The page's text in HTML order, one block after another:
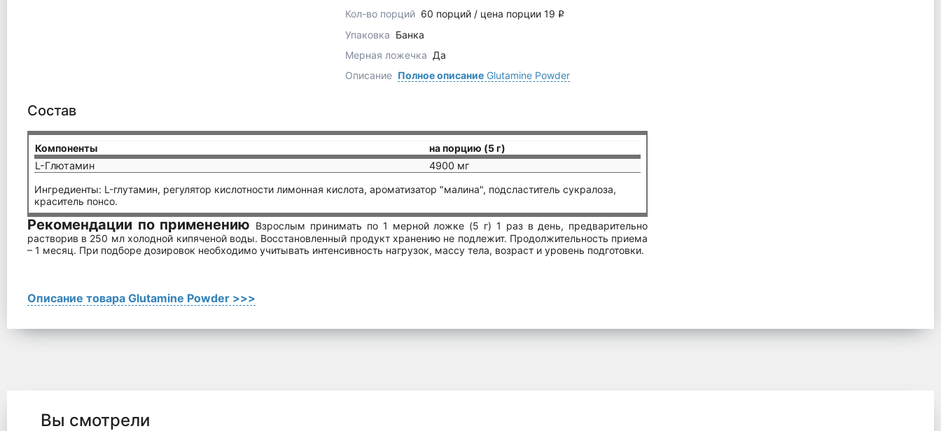
Кол-во порций 60 порций / цена порции 19 q
Упаковка Банка
Мерная ложечка Да
Описание Полное описаниеGlutamine Powder
Состав
Компоненты
на порцию (5 г)
L-Глютамин
4900 мг
Ингредиенты: L-глутамин, регулятор кислотности лимонная кислота, ароматизатор "малина", подсластитель сукралоза,
краситель понсо.
Рекомендации по применению Взрослым принимать по 1 мерной ложке (5 г) 1 раз в день, предварительно
растворив в 250 мл холодной кипяченой воды. Восстановленный продукт хранению не подлежит. Продолжительность приема
– 1 месяц. При подборе дозировок необходимо учитывать интенсивность нагрузок, массу тела, возраст и уровень подготовки.
Описание товара Glutamine Powder >>>
Вы смотрели